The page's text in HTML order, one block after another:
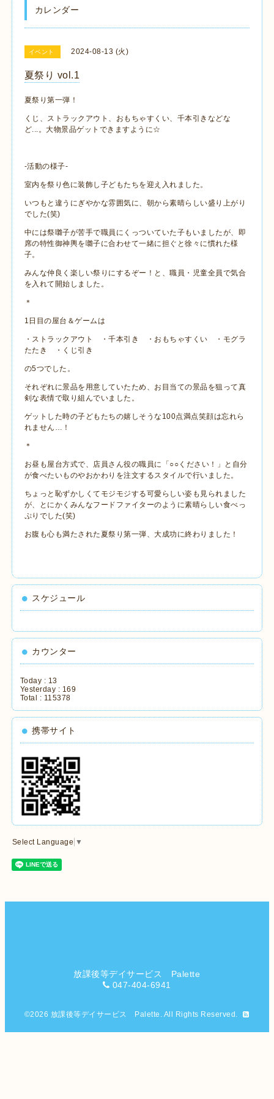
カレンダー
イベント 2024-08-13 (火)
夏祭り vol.1
夏祭り第一弾！
くじ、ストラックアウト、おもちゃすくい、千本引きなどな
ど...。大物景品ゲットできますように☆
-活動の様子-
室内を祭り色に装飾し子どもたちを迎え入れました。
いつもと違うにぎやかな雰囲気に、朝から素晴らしい盛り上がり
でした(笑)
中には祭囃子が苦手で職員にくっついていた子もいましたが、即
席の特性御神輿を囃子に合わせて一緒に担ぐと徐々に慣れた様
子。
みんな仲良く楽しい祭りにするぞー！と、職員・児童全員で気合
を入れて開始しました。
＊
1日目の屋台＆ゲームは
・ストラックアウト ・千本引き ・おもちゃすくい ・モグラ
たたき ・くじ引き
の5つでした。
それぞれに景品を用意していたため、お目当ての景品を狙って真
剣な表情で取り組んでいました。
ゲットした時の子どもたちの嬉しそうな100点満点笑顔は忘れら
れません…！
＊
お昼も屋台方式で、店員さん役の職員に「○○ください！」と自分
が食べたいものやおかわりを注文するスタイルで行いました。
ちょっと恥ずかしくてモジモジする可愛らしい姿も見られました
が、とにかくみんなフードファイターのように素晴らしい食べっ
ぷりでした(笑)
お腹も心も満たされた夏祭り第一弾、大成功に終わりました！
スケジュール
カウンター
Today : 13
Yesterday : 169
Total : 115378
携帯サイト
Select Language ▼
放課後等デイサービス Palette
047-404-6941
©2026 放課後等デイサービス Palette . All Rights Reserved.